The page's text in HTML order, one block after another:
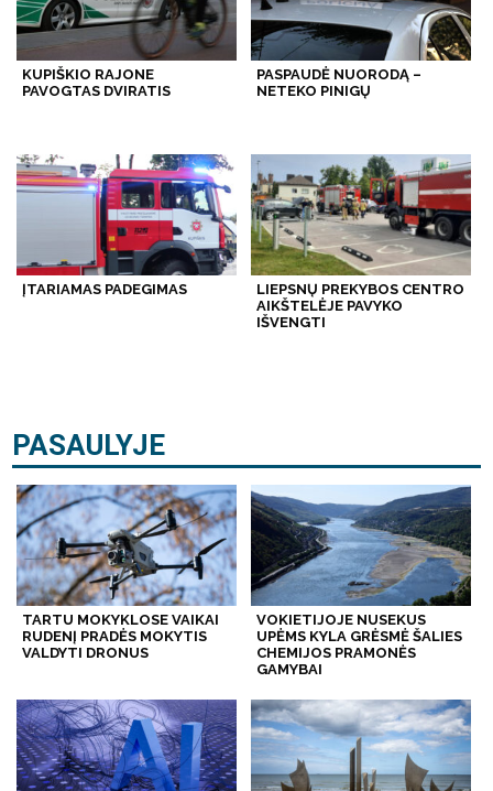
KUPIŠKIO RAJONE
PAVOGTAS DVIRATIS
PASPAUDĖ NUORODĄ –
NETEKO PINIGŲ
ĮTARIAMAS PADEGIMAS
LIEPSNŲ PREKYBOS CENTRO
AIKŠTELĖJE PAVYKO
IŠVENGTI
PASAULYJE
TARTU MOKYKLOSE VAIKAI
RUDENĮ PRADĖS MOKYTIS
VALDYTI DRONUS
VOKIETIJOJE NUSEKUS
UPĖMS KYLA GRĖSMĖ ŠALIES
CHEMIJOS PRAMONĖS
GAMYBAI